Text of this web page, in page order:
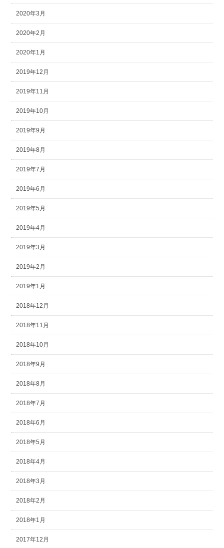
2020年3月
2020年2月
2020年1月
2019年12月
2019年11月
2019年10月
2019年9月
2019年8月
2019年7月
2019年6月
2019年5月
2019年4月
2019年3月
2019年2月
2019年1月
2018年12月
2018年11月
2018年10月
2018年9月
2018年8月
2018年7月
2018年6月
2018年5月
2018年4月
2018年3月
2018年2月
2018年1月
2017年12月